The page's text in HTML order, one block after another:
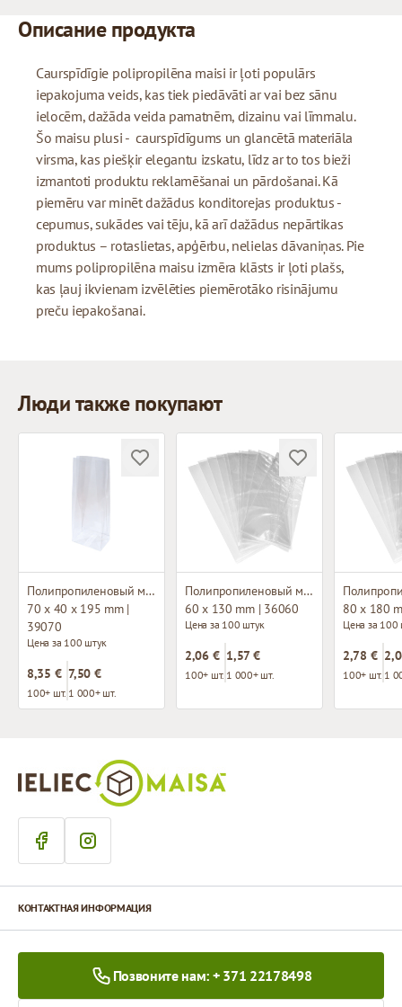
Описание продукта
Caurspīdīgie polipropilēna maisi ir ļoti populārs
iepakojuma veids, kas tiek piedāvāti ar vai bez sānu
ielocēm, dažāda veida pamatnēm, dizainu vai līmmalu.
Šo maisu plusi - caurspīdīgums un glancētā materiāla
virsma, kas piešķir elegantu izskatu, līdz ar to tos bieži
izmantoti produktu reklamēšanai un pārdošanai. Kā
piemēru var minēt dažādus konditorejas produktus -
cepumus, sukādes vai tēju, kā arī dažādus nepārtikas
produktus – rotaslietas, apģērbu, nelielas dāvaniņas. Pie
mums polipropilēna maisu izmēra klāsts ir ļoti plašs,
kas ļauj ikvienam izvēlēties piemērotāko risinājumu
preču iepakošanai.
Люди также покупают
Полипропиленовый мешок с плоским дном
70 x 40 x 195 mm |
39070
Цена за 100 штук
8,35 €
100+ шт.
7,50 €
1 000+ шт.
Полипропиленовый мешок без складки
60 x 130 mm | 36060
Цена за 100 штук
2,06 €
100+ шт.
1,57 €
1 000+ шт.
80 x 180
Цена за 100
2,78 €
100+ шт. 1
КОНТАКТНАЯ ИНФОРМАЦИЯ
Позвоните нам: + 371 22178498